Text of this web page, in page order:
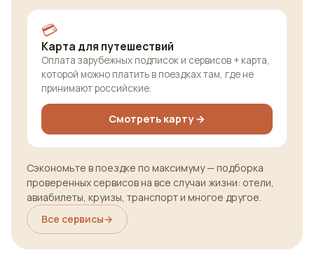
💳
Карта для путешествий
Оплата зарубежных подписок и сервисов + карта,
которой можно платить в поездках там, где не
принимают российские.
Смотреть карту →
Сэкономьте в поездке по максимуму — подборка
проверенных сервисов на все случаи жизни: отели,
авиабилеты, круизы, транспорт и многое другое.
Все сервисы→